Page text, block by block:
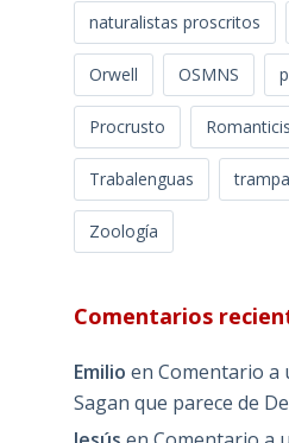
naturalistas proscritos
Orwell OSMNS
Procrusto
Trabalenguas
Zoología
Comentarios
Emilio en Comentario a
Sagan que parece de